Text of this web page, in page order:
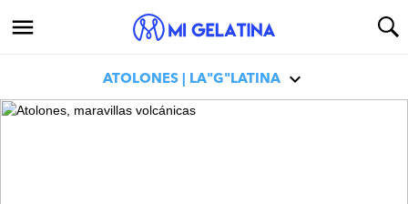
ATOLONES | LA"G"LATINA